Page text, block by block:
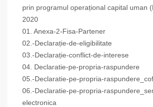
prin programul operațional capital uman
2020
01. Anexa-2-Fisa-Partener
02.-Declarație-de-eligibilitate
03.-Declarație-conflict-de-interese
04. Declaratie-pe-propria-raspundere
05.-Declaratie-pe-propria-
06.-Declaratie-pe-propria-
electronica